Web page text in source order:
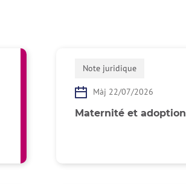
Note juridique
Màj 22/07/2026
Maternité et adoption